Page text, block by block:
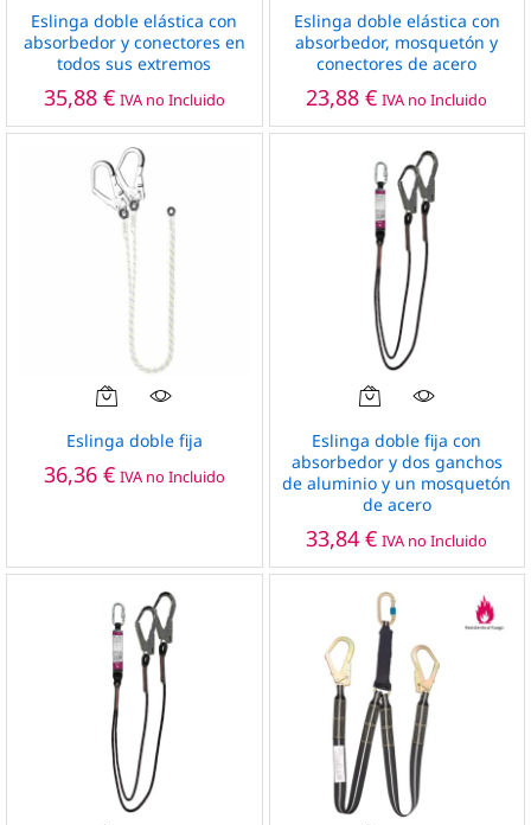
Eslinga doble elástica con
absorbedor y conectores en
todos sus extremos
35,88 € IVA no Incluido
producto
tiene
múltiples
variantes.
se
pueden
elegir
en
la
página
de
producto
Eslinga doble elástica con
absorbedor, mosquetón y
conectores de acero
23,88€ IVA no Incluido
Eslinga doble fija
36,36 € IVA no Incluido
Eslinga doble fija con
absorbedor y dos ganchos
de aluminio y un mosquetón
de acero
33,84€ IVA no Incluido